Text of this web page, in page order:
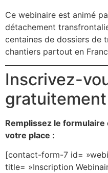
Ce webinaire est animé
détachement
centaines de dossiers de
chantiers partout en
Inscrivez-
gratuitement
Remplissez le
votre place :
[contact-form-7 id=
title= »Inscription